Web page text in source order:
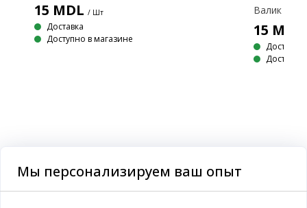
15 MDL / Шт
Доставка
Доступно в магазине
15 MDL
Доставка
Мы персонализируем ваш опыт